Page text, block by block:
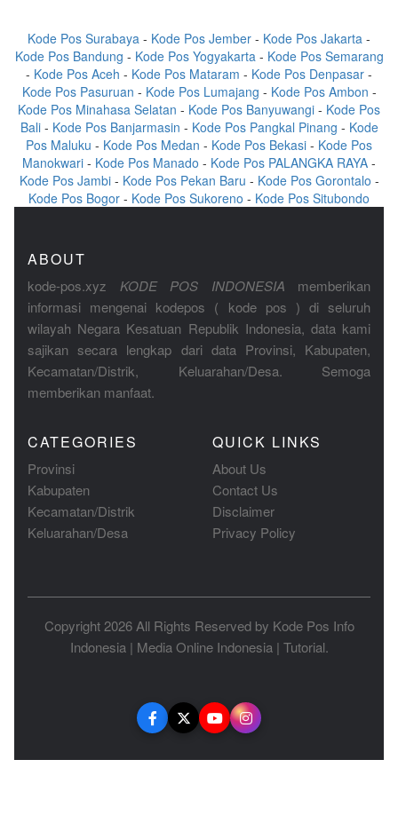
Kode Pos Surabaya - Kode Pos Jember - Kode Pos Jakarta -
Kode Pos Bandung - Kode Pos Yogyakarta- Kode Pos Semarang
- Kode Pos Aceh - Kode Pos Mataram - Kode Pos Denpasar -
Kode Pos Pasuruan - Kode Pos Lumajang - Kode Pos Ambon -
Kode Pos Minahasa Selatan - Kode Pos Banyuwangi - Kode Pos
Bali- Kode Pos Banjarmasin - Kode Pos Pangkal Pinang - Kode
Pos Maluku - Kode Pos Medan - Kode Pos Bekasi - Kode Pos
Manokwari - Kode Pos Manado - Kode Pos PALANGKA RAYA -
Kode Pos Jambi- Kode Pos Pekan Baru - Kode Pos Gorontalo -
Kode Pos Bogor - Kode Pos Sukoreno - Kode Pos Situbondo
ABOUT
kode-pos.xyz KODE POS INDONESIA memberikan
informasi mengenai kodepos ( kode pos ) di seluruh
wilayah Negara Kesatuan Republik Indonesia, data kami
sajikan secara lengkap dari data Provinsi, Kabupaten,
Kecamatan/Distrik, Keluarahan/Desa. Semoga
memberikan manfaat.
CATEGORIES
Provinsi
Kabupaten
Kecamatan/Distrik
Keluarahan/Desa
QUICK LINKS
About Us
Contact Us
Disclaimer
Privacy Policy
Copyright 2026 All Rights Reserved by Kode Pos Info
Indonesia| Media Online Indonesia| Tutorial.